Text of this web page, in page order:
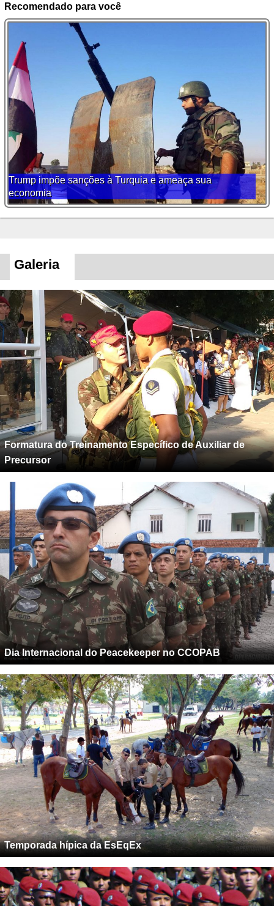
Recomendado para você
Trump impõe sanções à Turquia e ameaça sua
economia
Galeria
Formatura do Treinamento Específico de Auxiliar de
Precursor
Dia Internacional do Peacekeeper no CCOPAB
Temporada hípica da EsEqEx